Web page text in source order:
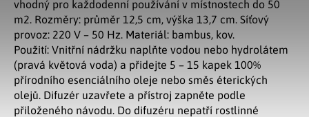
vhodný pro každodenní používání v místnostech do 50
m2. Rozměry: průměr 12,5 cm, výška 13,7 cm. Síťový
provoz: 220 V – 50 Hz. Materiál: bambus, kov.
Použití: Vnitřní nádržku naplňte vodou nebo hydrolátem
(pravá květová voda) a přidejte 5 – 15 kapek 100%
přírodního esenciálního oleje nebo směs éterických
olejů. Difuzér uzavřete a přístroj zapněte podle
přiloženého návodu. Do difuzéru nepatří rostlinné